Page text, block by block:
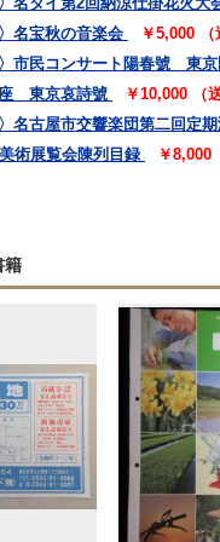
名宝秋の音楽会
￥5,000 （
〉市民コンサート陽春號 東
東京哀詩號
￥10,000 （
名古屋市交響楽団第二回定
術展覧会陳列目録
￥8,000
籍